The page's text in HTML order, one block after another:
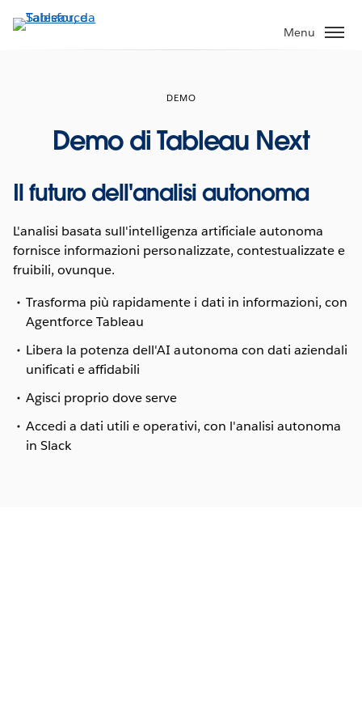
Passa
Menu
DEMO
Demo di Tableau Next
Il futuro dell'analisi autonoma
L'analisi basata sull'intelligenza artificiale autonoma
fornisce informazioni personalizzate, contestualizzate e
fruibili, ovunque.
Trasforma più rapidamente i dati in informazioni, con
Agentforce Tableau
Libera la potenza dell'AI autonoma con dati aziendali
unificati e affidabili
Agisci proprio dove serve
Accedi a dati utili e operativi, con l'analisi autonoma
in Slack